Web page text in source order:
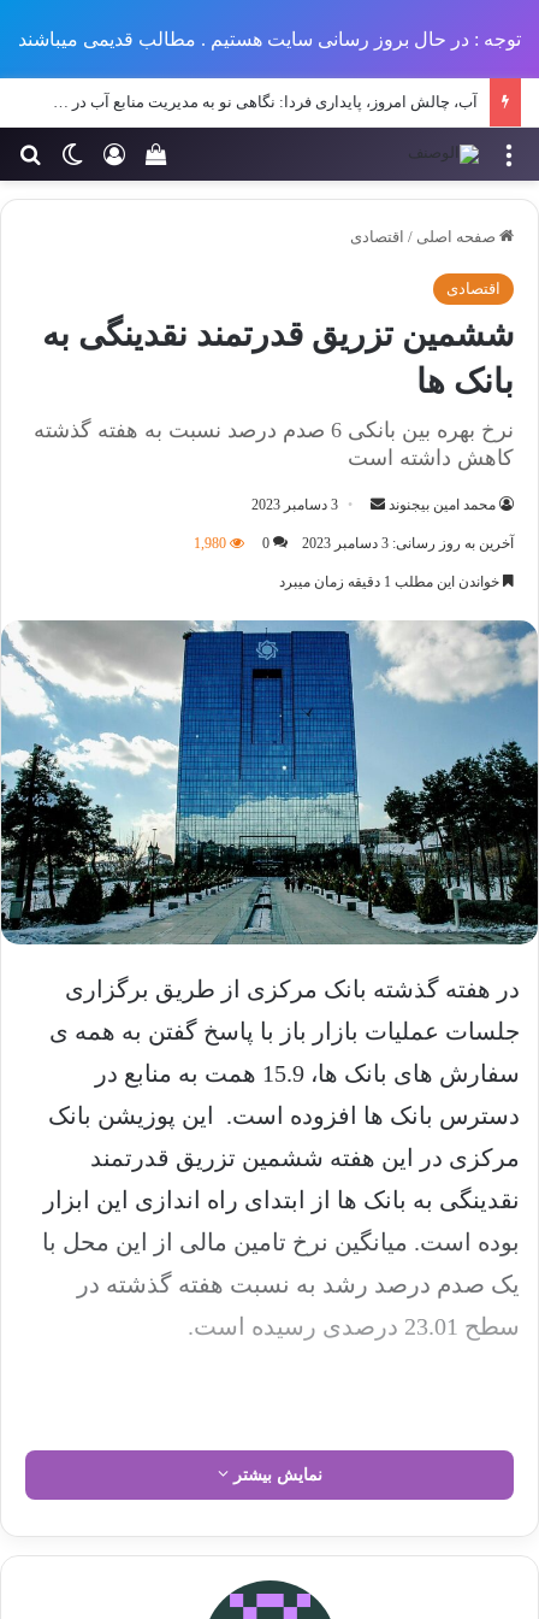
توجه : در حال بروز رسانی سایت هستیم . مطالب قدیمی میباشند
آب، چالش امروز، پایداری فردا: نگاهی نو به مدیریت منابع آب در طرح‌های عمرانی ایران
تغییر ورود
سبد خرید خود را منو
صفحه اصلی / اقتصادی
اقتصادی
ششمین تزریق قدرتمند نقدینگی به
بانک ها
نرخ بهره بین بانکی 6 صدم درصد نسبت به هفته گذشته
کاهش داشته است
محمد امین بیجنوند
ارسال3 دسامبر 2023
آخرین به روز رسانی: 3 دسامبر 2023 0
1,980
خواندن این مطلب 1 دقیقه زمان میبرد
در هفته گذشته بانک مرکزی از طریق برگزاری
جلسات عملیات بازار باز با پاسخ گفتن به همه ی
سفارش های بانک ها، 15.9 همت به منابع در
دسترس بانک ها افزوده است. این پوزیشن بانک
مرکزی در این هفته ششمین تزریق قدرتمند
نقدینگی به بانک ها از ابتدای راه اندازی این ابزار
بوده است. میانگین نرخ تامین مالی از این محل با
یک صدم درصد رشد به نسبت هفته گذشته در
سطح 23.01 درصدی رسیده است.
نمایش بیشتر